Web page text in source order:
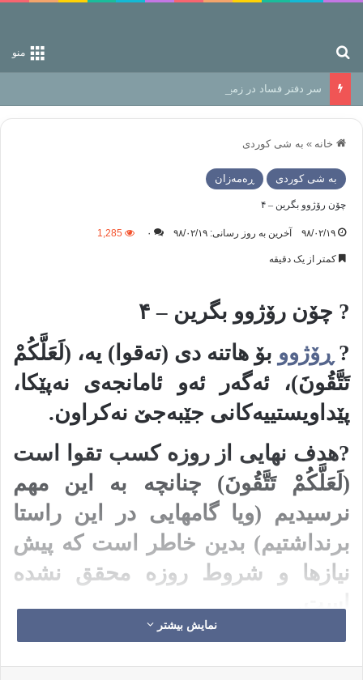
منو
سر دفتر فساد در زمین‌، دوری وکناره‌گیری از راه خداست‌!
خانه » به شی کوردی
به شی کوردی ڕه‌مه‌زان
چۆن رۆژوو بگرین – ۴
۹۸/۰۲/۱۹ آخرین به روز رسانی: ۹۸/۰۲/۱۹ ۰ 1,285
کمتر از یک دقیقه
? چۆن رۆژوو بگرین – ۴
? ڕۆژوو بۆ هاتنە دى (تەقوا) یە، (لَعَلَّکُمْ
تَتَّقُونَ)، ئەگەر ئەو ئامانجەى نەپێکا،
پێداویستییەکانى جێبەجێ نەکراون.
?هدف نهایی از روزه کسب تقوا است
(لَعَلَّکُمْ تَتَّقُونَ) چنانچه به این مهم
نرسیدیم (ویا گامهایی در این راستا
برنداشتیم) بدین خاطر است که پیش
نیازها و شروط روزه محقق نشده
است.
? @eslahe
نمایش بیشتر